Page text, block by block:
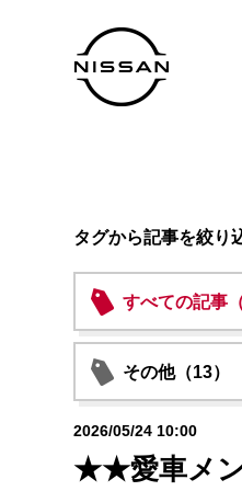
タグから記事を絞り
すべての記事（
その他（13）
2026/05/24 10:00
★★愛車メ